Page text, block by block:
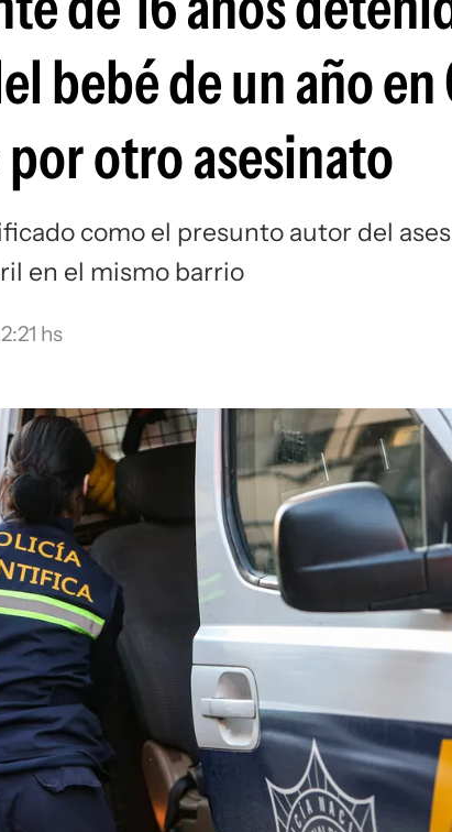
bebé de un año
otro asesinato
como el presunto autor del
en el mismo barrio
hs